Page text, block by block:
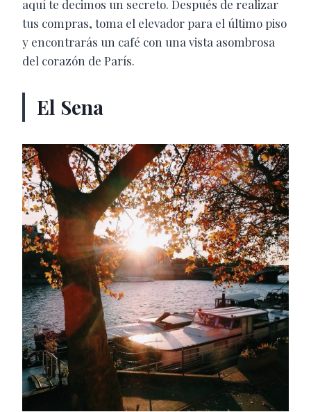
aquí te decimos un secreto. Después de realizar
tus compras, toma el elevador para el último piso
y encontrarás un café con una vista asombrosa
del corazón de París.
El Sena